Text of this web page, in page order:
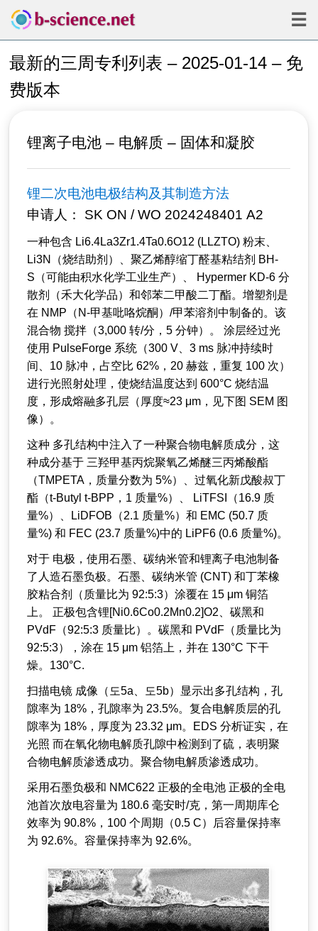
☰
最新的三周专利列表 – 2025-01-14 – 免
费版本
锂离子电池 – 电解质 – 固体和凝胶
锂二次电池电极结构及其制造方法
申请人： SK ON / WO 2024248401 A2
一种包含 Li6.4La3Zr1.4Ta0.6O12 (LLZTO) 粉末、
Li3N（烧结助剂）、聚乙烯醇缩丁醛基粘结剂 BH-
S（可能由积水化学工业生产）、 Hypermer KD-6 分
散剂（禾大化学品）和邻苯二甲酸二丁酯。增塑剂是
在 NMP（N-甲基吡咯烷酮）/甲苯溶剂中制备的。该
混合物 搅拌（3,000 转/分，5 分钟）。 涂层经过光
使用 PulseForge 系统（300 V、3 ms 脉冲持续时
间、10 脉冲，占空比 62%，20 赫兹，重复 100 次）
进行光照射处理，使烧结温度达到 600°C 烧结温
度，形成熔融多孔层（厚度≈23 μm，见下图 SEM 图
像）。
这种 多孔结构中注入了一种聚合物电解质成分，这
种成分基于 三羟甲基丙烷聚氧乙烯醚三丙烯酸酯
（TMPETA，质量分数为 5%）、过氧化新戊酸叔丁
酯（t-Butyl t-BPP，1 质量%）、 LiTFSI（16.9 质
量%）、LiDFOB（2.1 质量%）和 EMC (50.7 质
量%) 和 FEC (23.7 质量%)中的 LiPF6 (0.6 质量%)。
对于 电极，使用石墨、碳纳米管和锂离子电池制备
了人造石墨负极。石墨、碳纳米管 (CNT) 和丁苯橡
胶粘合剂（质量比为 92:5:3）涂覆在 15 μm 铜箔
上。 正极包含锂[Ni0.6Co0.2Mn0.2]O2、碳黑和
PVdF（92:5:3 质量比）。碳黑和 PVdF（质量比为
92:5:3），涂在 15 μm 铝箔上，并在 130°C 下干
燥。130°C.
扫描电镜 成像（도5a、도5b）显示出多孔结构，孔
隙率为 18%，孔隙率为 23.5%。复合电解质层的孔
隙率为 18%，厚度为 23.32 μm。EDS 分析证实，在
光照 而在氧化物电解质孔隙中检测到了硫，表明聚
合物电解质渗透成功。聚合物电解质渗透成功。
采用石墨负极和 NMC622 正极的全电池 正极的全电
池首次放电容量为 180.6 毫安时/克，第一周期库仑
效率为 90.8%，100 个周期（0.5 C）后容量保持率
为 92.6%。容量保持率为 92.6%。